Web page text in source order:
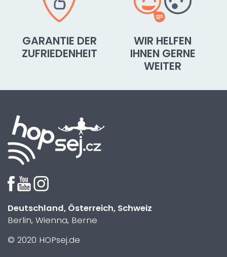
GARANTIE DER
ZUFRIEDENHEIT
WIR HELFEN
IHNEN GERNE
WEITER
Deutschland, Österreich, Schweiz
Berlin, Wienna, Berne
© 2020 HOPsej.de